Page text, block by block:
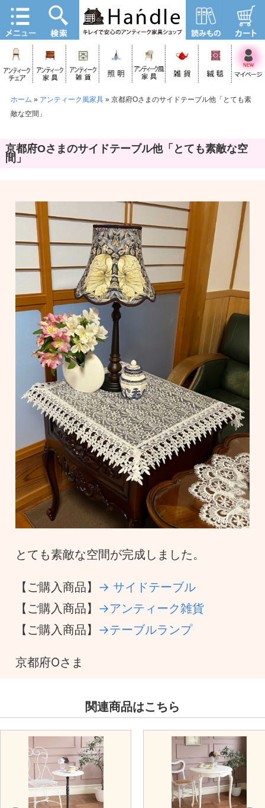
ホーム » アンティーク風家具» 京都府Oさまのサイドテーブル他「とても素
敵な空間」
京都府Oさまのサイドテーブル他「とても素敵な空
間」
とても素敵な空間が完成しました。
【ご購入商品】 → サイドテーブル
【ご購入商品】 →アンティーク雑貨
【ご購入商品】 →テーブルランプ
京都府Oさま
関連商品はこちら